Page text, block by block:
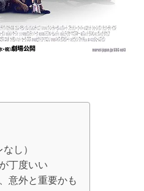
し）
丁度いい
意外と重要かも